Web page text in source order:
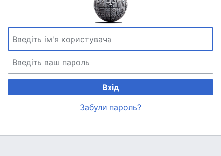
Вхід
Забули пароль?